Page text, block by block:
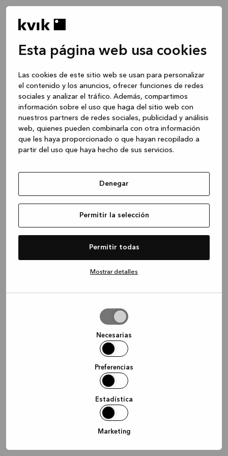
Esta página web usa cookies
Las cookies de este sitio web se usan para personalizar
el contenido y los anuncios, ofrecer funciones de redes
sociales y analizar el tráfico. Además, compartimos
información sobre el uso que haga del sitio web con
nuestros partners de redes sociales, publicidad y análisis
web, quienes pueden combinarla con otra información
que les haya proporcionado o que hayan recopilado a
partir del uso que haya hecho de sus servicios.
Denegar
Permitir la selección
Permitir todas
Mostrar detalles
Necesarias
Preferencias
Estadística
Marketing
Application error: a client-side exception has occurred
loadingwww.kvik.es (see the browser console for more